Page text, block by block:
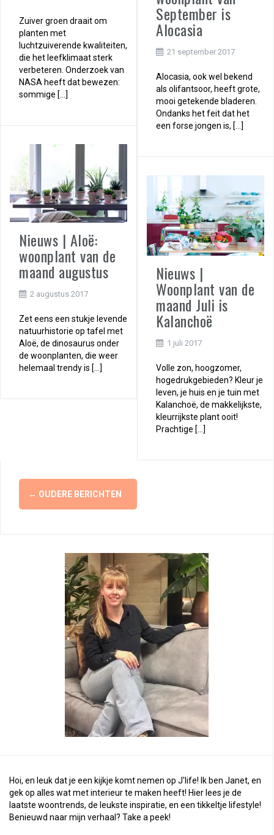
Zuiver groen draait om
planten met
luchtzuiverende kwaliteiten,
die het leefklimaat sterk
verbeteren. Onderzoek van
NASA heeft dat bewezen:
sommige […]
September is
Alocasia
21 september 2017
Alocasia, ook wel bekend
als olifantsoor, heeft grote,
mooi getekende bladeren.
Ondanks het feit dat het
een forse jongen is, […]
Nieuws | Aloë:
woonplant van de
maand augustus
2 augustus 2017
Zet eens een stukje levende
natuurhistorie op tafel met
Aloë, de dinosaurus onder
de woonplanten, die weer
helemaal trendy is […]
Nieuws |
Woonplant van de
maand Juli is
Kalanchoë
1 juli 2017
Volle zon, hoogzomer,
hogedrukgebieden? Kleur je
leven, je huis en je tuin met
Kalanchoë, de makkelijkste,
kleurrijkste plant ooit!
Prachtige […]
Berichtennavigatie
← OUDERE BERICHTEN
Hoi, en leuk dat je een kijkje komt nemen op J'life! Ik ben Janet, en
gek op alles wat met interieur te maken heeft! Hier lees je de
laatste woontrends, de leukste inspiratie, en een tikkeltje lifestyle!
Benieuwd naar mijn verhaal? Take a peek!